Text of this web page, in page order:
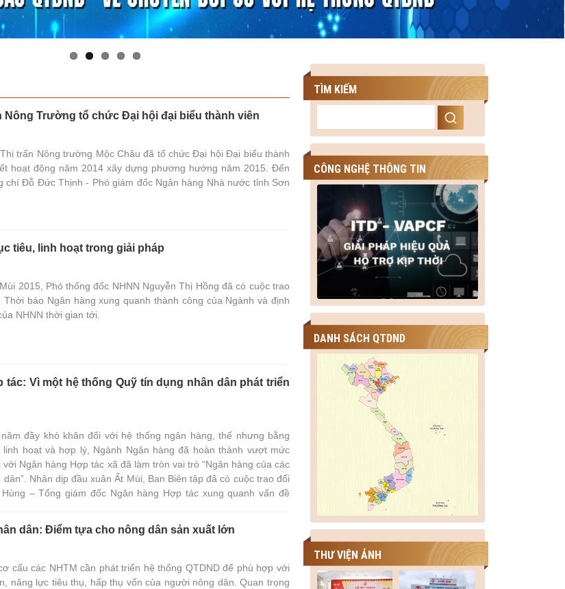
Nông Trường tổ chức Đại hội đại biểu thành viên
trấn Nông trường Mộc Châu đã tổ chức Đại hội Đại biểu thành
hoạt động năm 2014 xây dựng phương hướng năm 2015. Đến
chí Đỗ Đức Thịnh - Phó giám đốc Ngân hàng Nhà nước tỉnh Sơn
tiêu, linh hoạt trong giải pháp
2015, Phó thống đốc NHNN Nguyễn Thị Hồng đã có cuộc trao
Thời báo Ngân hàng xung quanh thành công của Ngành và định
NHNN thời gian tới.
tác: Vì một hệ thống Quỹ tín dụng nhân dân phát triển
đầy khó khăn đối với hệ thống ngân hàng, thế nhưng bằng
linh hoạt và hợp lý, Ngành Ngân hàng đã hoàn thành vượt mức
với Ngân hàng Hợp tác xã đã làm tròn vai trò “Ngân hàng của các
Nhân dịp đầu xuân Ất Mùi, Ban Biên tập đã có cuộc trao đổi
– Tổng giám đốc Ngân hàng Hợp tác xung quanh vấn đề
dân: Điểm tựa cho nông dân sản xuất lớn
cấu các NHTM cần phát triển hệ thống QTDND để phù hợp với
năng lực tiêu thụ, hấp thụ vốn của người nông dân. Quan trọng
TÌM KIẾM
CÔNG NGHỆ THÔNG TIN
DANH SÁCH QTDND
THƯ VIỆN ẢNH